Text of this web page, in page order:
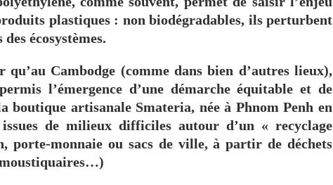
plastiques : non biodégradables, ils perturbent
écosystèmes.
Cambodge (comme dans bien d’autres lieux),
l’émergence d’une démarche équitable et de
boutique artisanale Smateria, née à Phnom Penh en
de milieux difficiles autour d’un « recyclage
porte-monnaie ou sacs de ville, à partir de déchets
moustiquaires…)